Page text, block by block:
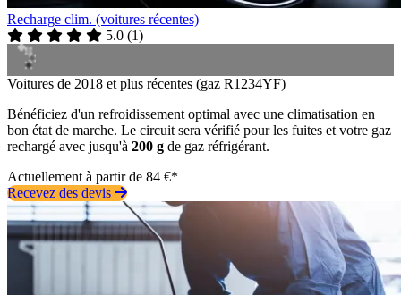
Recharge clim. (voitures récentes)
5.0 (1)
Voitures de 2018 et plus récentes (gaz R1234YF)
Bénéficiez d'un refroidissement optimal avec une climatisation en
bon état de marche. Le circuit sera vérifié pour les fuites et votre gaz
rechargé avec jusqu'à 200 g de gaz réfrigérant.
Actuellement à partir de 84 €*
Recevez des devis